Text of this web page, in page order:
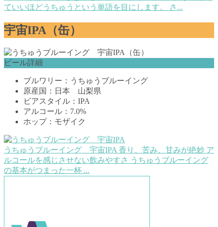
ていいほどうちゅうという単語を目にします。 さ...
宇宙IPA（缶）
ビール詳細
ブルワリー：うちゅうブルーイング
原産国：日本 山梨県
ビアスタイル：IPA
アルコール：7.0%
ホップ：モザイク
うちゅうブルーイング 宇宙IPA 香り、苦み、甘みが絶妙 ア
ルコールを感じさせない飲みやすさ うちゅうブルーイング
の基本がつまった一杯 ...